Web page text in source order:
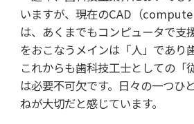
いますが、現在のCAD（
は、あくまでもコンピュータで支
をおこなうメインは「人」であり
これからも歯科技工士としての「
は必要不可欠です。日々の一つひ
ねが大切だと感じています。